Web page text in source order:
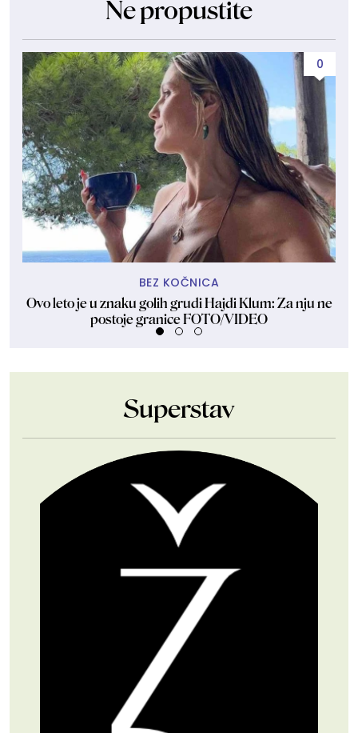
Ne propustite
0
BEZ KOČNICA
Ovo leto je u znaku golih grudi Hajdi Klum: Za nju ne
postoje granice FOTO/VIDEO
Superstav